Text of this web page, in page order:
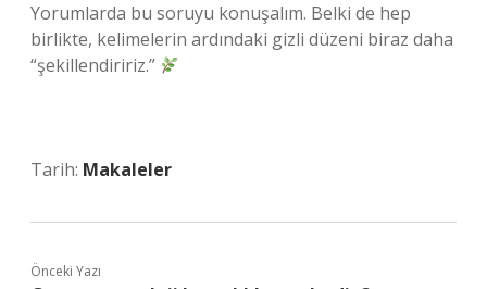
Yorumlarda bu soruyu konuşalım. Belki de hep
birlikte, kelimelerin ardındaki gizli düzeni biraz daha
“şekillendiririz.”
Tarih: Makaleler
Önceki Yazı